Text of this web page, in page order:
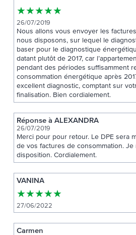
★★★★★
26/07/2019
Nous allons vous envoyer les
nous disposons, sur lequel le
baser pour le diagnostique
datant plutôt de 2017, car
pendant des périodes suffisamment
consommation énergétique après
excellent diagnostic, comptant sur
finalisation. Bien cordialement.
Réponse à ALEXANDRA
26/07/2019
Merci pour pour retour. Le DPE sera
de vos factures de consommation. Je
disposition. Cordialement.
VANINA
★★★★★
27/06/2022
Carmen